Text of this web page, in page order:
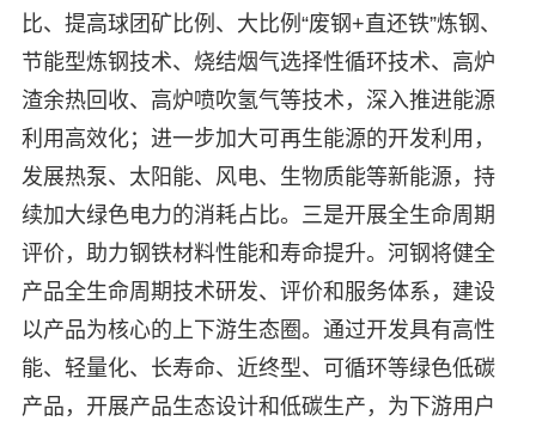
比、提高球团矿比例、大比例“废钢+直还铁”炼钢、
节能型炼钢技术、烧结烟气选择性循环技术、高炉
渣余热回收、高炉喷吹氢气等技术，深入推进能源
利用高效化；进一步加大可再生能源的开发利用，
发展热泵、太阳能、风电、生物质能等新能源，持
续加大绿色电力的消耗占比。三是开展全生命周期
评价，助力钢铁材料性能和寿命提升。河钢将健全
产品全生命周期技术研发、评价和服务体系，建设
以产品为核心的上下游生态圈。通过开发具有高性
能、轻量化、长寿命、近终型、可循环等绿色低碳
产品，开展产品生态设计和低碳生产，为下游用户